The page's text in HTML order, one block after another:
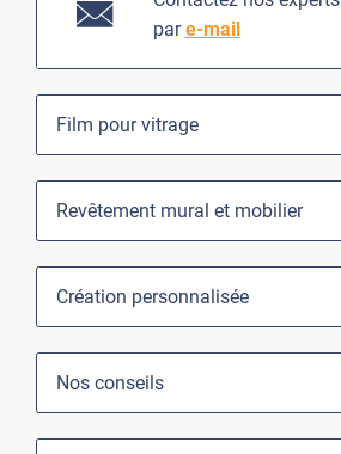
pare-mail
Film pour vitrage
Revêtement mural et mobilier
Création personnalisée
Nos conseils